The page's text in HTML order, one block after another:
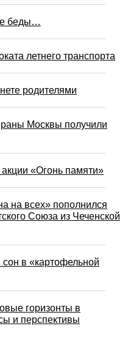
беды…
летнего транспорта
родителями
Москвы получили
«Огонь памяти»
на всех» пополнился
Союза из Чеченской
в «картофельной
горизонты в
и перспективы